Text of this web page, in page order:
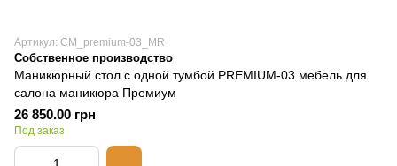
Артикул: CM_premium-03_MR
Собственное производство
Маникюрный стол с одной тумбой PREMIUM-03 мебель для
салона маникюра Премиум
26 850.00 грн
Под заказ